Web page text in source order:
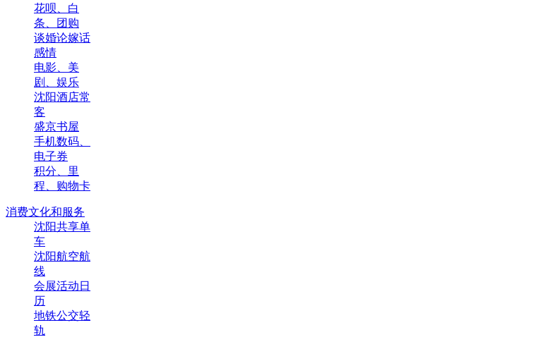
花呗、白
条、团购
谈婚论嫁话
感情
电影、美
剧、娱乐
沈阳酒店常
客
盛京书屋
手机数码、
电子券
积分、里
程、购物卡
消费文化和服务
沈阳共享单
车
沈阳航空航
线
会展活动日
历
地铁公交轻
轨